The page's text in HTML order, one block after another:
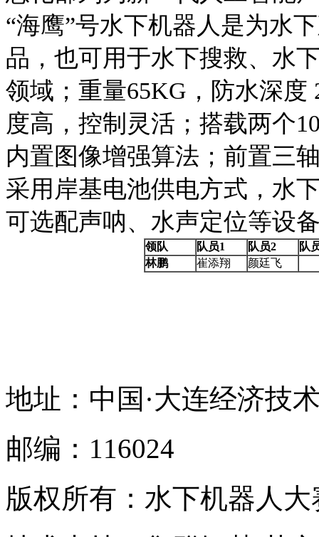
“海鹰”号水下机器人是为水
品，也可用于水下搜救、水
领域；重量65KG，防水深度
度高，控制灵活；搭载两个
内置图像增强算法；前置三
采用岸基电池供电方式，水
可选配声呐、水声定位等设
领队 队员1 队员2
队
林鹏
崔添翔 颜廷飞
地址：中国·大连经济技
邮编：116024
版权所有：水下机器人